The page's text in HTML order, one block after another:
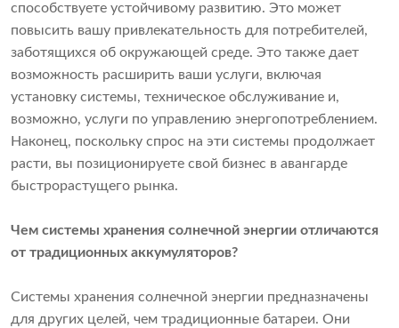
способствуете устойчивому развитию. Это может
повысить вашу привлекательность для потребителей,
заботящихся об окружающей среде. Это также дает
возможность расширить ваши услуги, включая
установку системы, техническое обслуживание и,
возможно, услуги по управлению энергопотреблением.
Наконец, поскольку спрос на эти системы продолжает
расти, вы позиционируете свой бизнес в авангарде
быстрорастущего рынка.
Чем системы хранения солнечной энергии отличаются
от традиционных аккумуляторов?
Системы хранения солнечной энергии предназначены
для других целей, чем традиционные батареи. Они